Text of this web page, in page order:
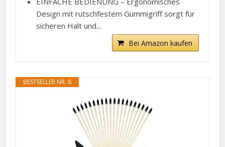
Design mit rutschfestem Gummigriff sorgt für
sicheren Halt und...
Bei Amazon kaufen
BESTSELLER NR. 8